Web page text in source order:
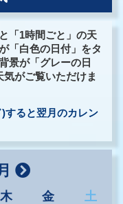
「1時間ごと」の天
「白色の日付」をタ
景が「グレーの日
がご覧いただけま
すると翌月のカレン
木 金
土